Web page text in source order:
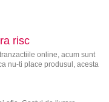
risc
online, acum sunt
nu-ti place produsul, acesta